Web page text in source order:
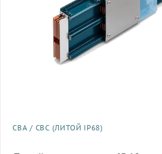
СВА / СВС (ЛИТОЙ IP68)